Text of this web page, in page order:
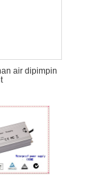
air dipimpin